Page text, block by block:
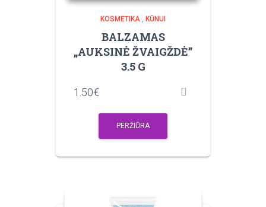
KOSMETIKA , KŪNUI
BALZAMAS
„AUKSINĖ ŽVAIGŽDĖ”
3.5 G
1.50€
PERŽIŪRA